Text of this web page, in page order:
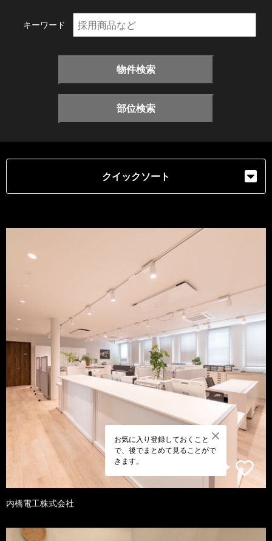
キーワード
物件検索
部位検索
クイックソート
お気に入り登録しておくこと
で、後でまとめて見ることがで
きます。
内橋電工株式会社